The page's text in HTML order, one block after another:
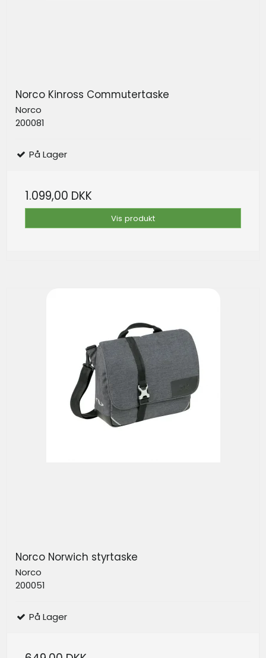
Norco Kinross Commutertaske
Norco
200081
På Lager
1.099,00 DKK
Vis produkt
Norco Norwich styrtaske
Norco
200051
På Lager